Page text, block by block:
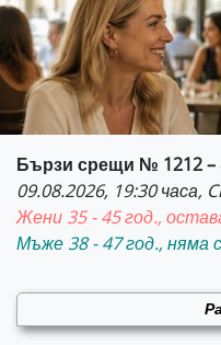
Бързи срещи № 1212 –
09.08.2026, 19:30 часа,
Жени 35 - 45 год.,
Мъже 38 - 47 год., няма